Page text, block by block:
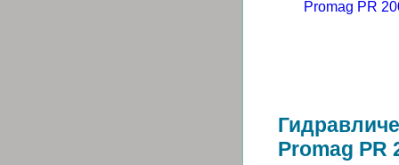
Promag PR